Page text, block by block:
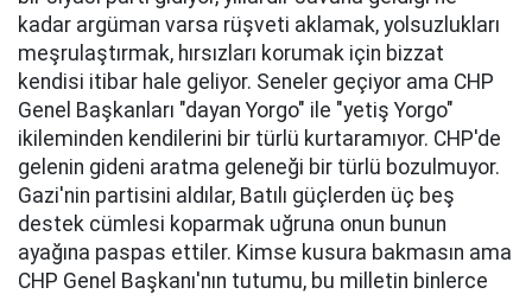
kadar argüman varsa rüşveti aklamak, yolsuzlukları
meşrulaştırmak, hırsızları korumak için bizzat
kendisi itibar hale geliyor. Seneler geçiyor ama CHP
Genel Başkanları "dayan Yorgo" ile "yetiş Yorgo"
ikileminden kendilerini bir türlü kurtaramıyor. CHP'de
gelenin gideni aratma geleneği bir türlü bozulmuyor.
Gazi'nin partisini aldılar, Batılı güçlerden üç beş
destek cümlesi koparmak uğruna onun bunun
ayağına paspas ettiler. Kimse kusura bakmasın ama
CHP Genel Başkanı'nın tutumu, bu milletin binlerce